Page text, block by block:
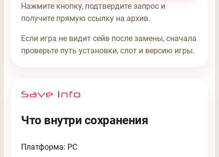
Нажмите кнопку, подтвердите запрос и
получите прямую ссылку на архив.
Если игра не видит сейв после замены, сначала
проверьте путь установки, слот и версию игры.
Что внутри сохранения
Платформа: PC